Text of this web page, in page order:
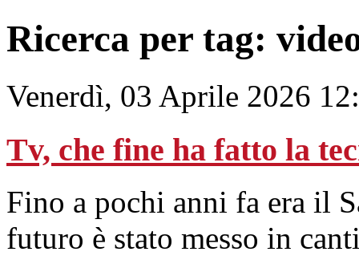
Ricerca per tag:
Venerdì, 03 Aprile 2026
Tv, che fine ha fatto la
Fino a pochi anni fa era il
futuro è stato messo in